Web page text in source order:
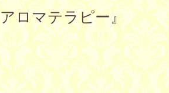
ロマテラピー』